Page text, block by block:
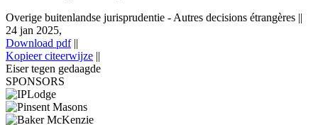
Overige buitenlandse jurisprudentie - Autres decisions étrangères ||
24 jan 2025,
Download pdf||
Kopieer citeerwijze ||
Eiser tegen gedaagde
SPONSORS